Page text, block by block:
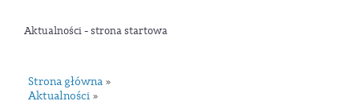
Aktualności - strona startowa
Strona główna »
Aktualności »